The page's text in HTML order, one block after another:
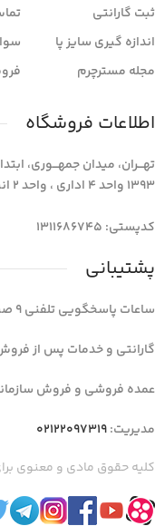
ثبت گارانتی
اندازه گیری سایز پا
مجله مسترچرم
اطلاعات فروشگاه
تهـــران، میدان
1393 واحد 4 اداری ، واحد 2 انبار
کدپستی: 1311686745
پشتیبانی
ساعات پاسخگویی تلفنی 9 صبح الی 18
گارانتی و خدمات پس از
عمده فروشی و فروش
مدیریت:02122097319
کلیه حقوق مادی و معنوی